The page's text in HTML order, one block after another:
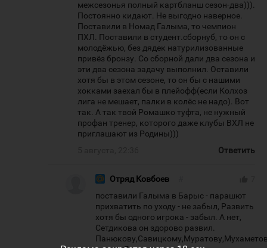
межсезонья полный картбланш сезон-два))).
Постоянно кидают. Не выгодно наверное.
Поставили в Номад Галыма, то чемпион
ПХЛ. Поставили в студент.сборнуб, то он с
молодёжью, без дядек натурилизованные
привёз бронзу. Со сборной дали два сезона и
эти два сезона задачу выполнил. Оставили
хотя бы в этом сезоне, то он бы с нашими
хокками заехал бы в плейофф(если Колхоз
лига не мешает, палки в колёс не надо). Вот
так. А так твой Ромашко туфта, не нужный
профан тренер, которого даже клубы ВХЛ не
приглашают из Родины)))
Ответить
Отряд Ковбоев
поставили Галыма в Барыс - парашют
прихватить по уходу - не забыл, Развить
хотя бы одного игрока - забыл. А нет,
Сетдикова он здорово развил.